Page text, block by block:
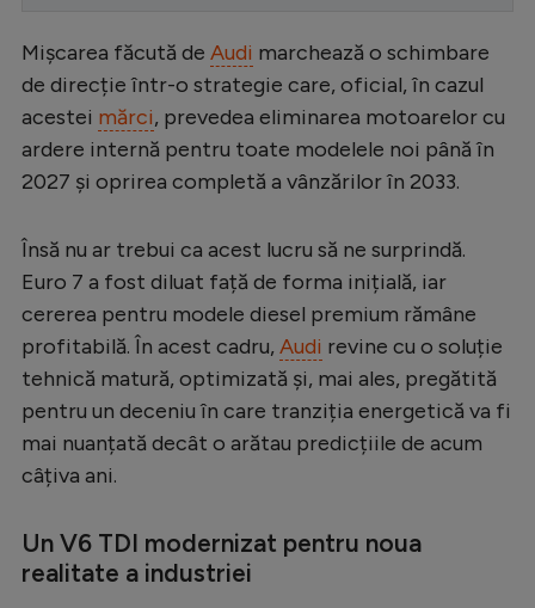
Serie A
Bundesliga
Ligue 1
Campionate
EURO 2024
Stranieri
Clasamente
Handbal
Natație
Mișcarea făcută de Audi marchează o schimbare
de direcție într-o strategie care, oficial, în cazul
acestei mărci, prevedea eliminarea motoarelor cu
ardere internă pentru toate modelele noi până în
2027 și oprirea completă a vânzărilor în 2033.
Însă nu ar trebui ca acest lucru să ne surprindă.
Euro 7 a fost diluat față de forma inițială, iar
cererea pentru modele diesel premium rămâne
profitabilă. În acest cadru, Audi revine cu o soluție
tehnică matură, optimizată și, mai ales, pregătită
pentru un deceniu în care tranziția energetică va fi
mai nuanțată decât o arătau predicțiile de acum
câțiva ani.
Un V6 TDI modernizat pentru noua
realitate a industriei